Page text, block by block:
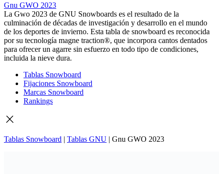
Gnu GWO 2023
La Gwo 2023 de GNU Snowboards es el resultado de la
culminación de décadas de investigación y desarrollo en el mundo
de los deportes de invierno. Esta tabla de snowboard es reconocida
por su tecnología magne traction®, que incorpora cantos dentados
para ofrecer un agarre sin esfuerzo en todo tipo de condiciones,
incluida la nieve dura.
Tablas Snowboard
Fijaciones Snowboard
Marcas Snowboard
Rankings
Tablas Snowboard | Tablas GNU | Gnu GWO 2023